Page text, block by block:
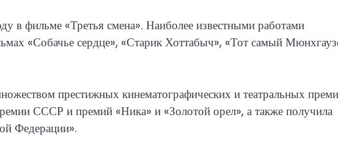
в фильме «Третья смена». Наиболее известными работами
«Собачье сердце», «Старик Хоттабыч», «Тот самый
престижных кинематографических и театральных
СССР и премий «Ника» и «Золотой орел», а также получила
Федерации».